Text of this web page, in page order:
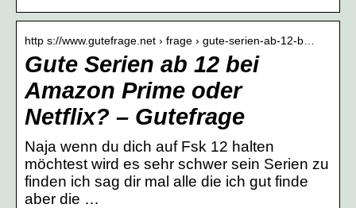
http s://www.gutefrage.net › frage › gute-serien-ab-12-b…
Gute Serien ab 12 bei
Amazon Prime oder
Netflix? – Gutefrage
Naja wenn du dich auf Fsk 12 halten
möchtest wird es sehr schwer sein Serien zu
finden ich sag dir mal alle die ich gut finde
aber die …